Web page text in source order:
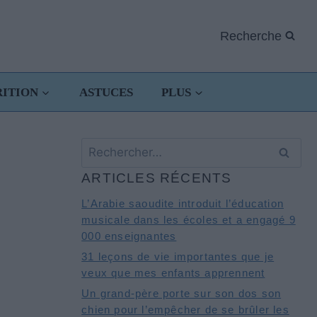
Recherche
ASTUCES PLUS
Rechercher :
ARTICLES RÉCENTS
L’Arabie saoudite introduit l’éducation
musicale dans les écoles et a engagé 9
000 enseignantes
31 leçons de vie importantes que je
veux que mes enfants apprennent
Un grand-père porte sur son dos son
chien pour l’empêcher de se brûler les